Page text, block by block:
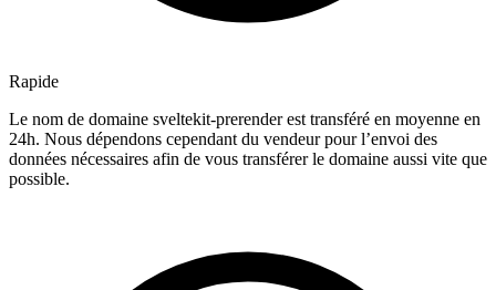
Rapide
Le nom de domaine sveltekit-prerender est transféré en moyenne en
24h. Nous dépendons cependant du vendeur pour l’envoi des
données nécessaires afin de vous transférer le domaine aussi vite que
possible.